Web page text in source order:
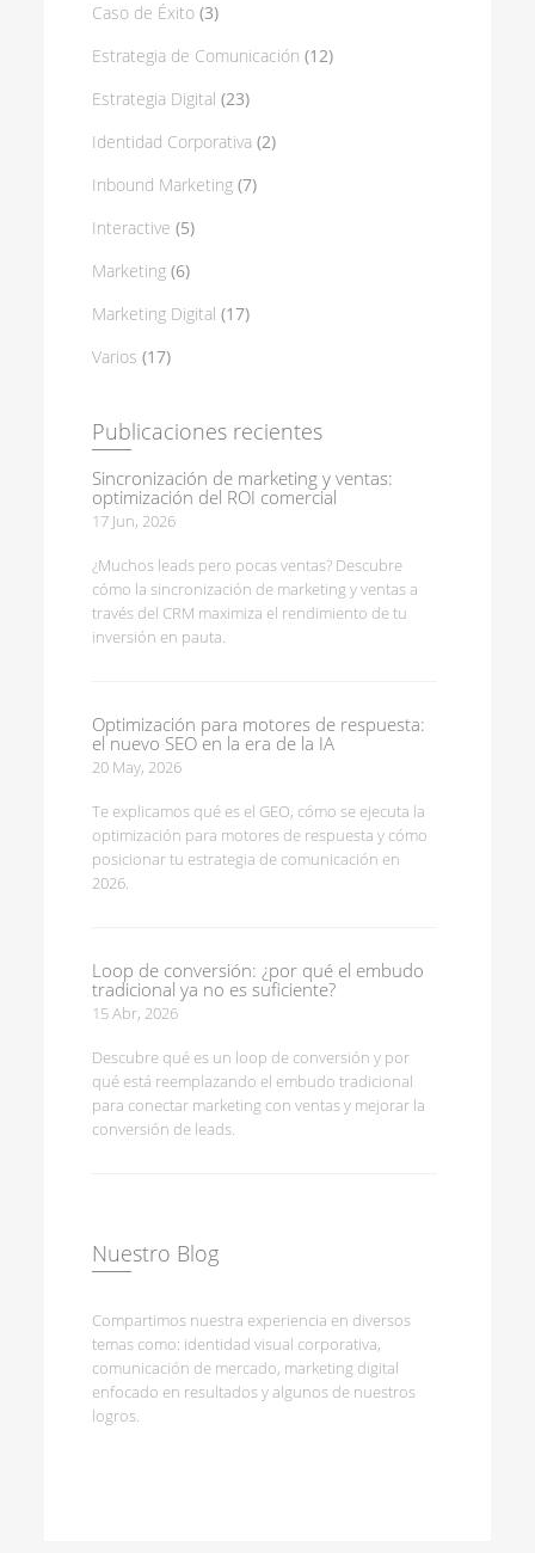
Caso de Éxito (3)
Estrategia de Comunicación (12)
Estrategia Digital (23)
Identidad Corporativa (2)
Inbound Marketing (7)
Interactive (5)
Marketing (6)
Marketing Digital (17)
Varios (17)
Publicaciones recientes
Sincronización de marketing y ventas:
optimización del ROI comercial
17 Jun, 2026
¿Muchos leads pero pocas ventas? Descubre
cómo la sincronización de marketing y ventas a
través del CRM maximiza el rendimiento de tu
inversión en pauta.
Optimización para motores de respuesta:
el nuevo SEO en la era de la IA
20 May, 2026
Te explicamos qué es el GEO, cómo se ejecuta la
optimización para motores de respuesta y cómo
posicionar tu estrategia de comunicación en
2026.
Loop de conversión: ¿por qué el embudo
tradicional ya no es suficiente?
15 Abr, 2026
Descubre qué es un loop de conversión y por
qué está reemplazando el embudo tradicional
para conectar marketing con ventas y mejorar la
conversión de leads.
Nuestro Blog
Compartimos nuestra experiencia en diversos
temas como: identidad visual corporativa,
comunicación de mercado, marketing digital
enfocado en resultados y algunos de nuestros
logros.